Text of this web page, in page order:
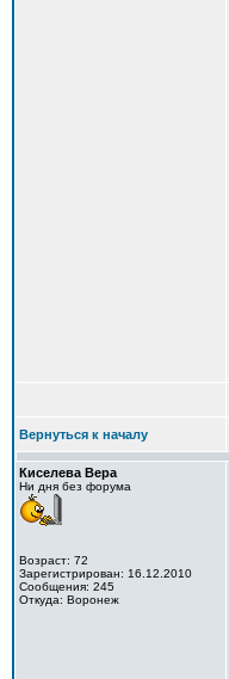
Вернуться к началу
Киселева Вера
Ни дня без форума
Возраст: 72
Зарегистрирован: 16.12.2010
Сообщения: 245
Откуда: Воронеж